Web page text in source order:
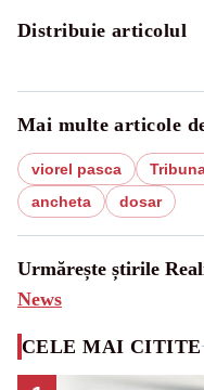
Distribuie articolul
Mai multe articole
viorel pasca
ancheta
dosar
Urmărește știrile
News
CELE MAI CITITE